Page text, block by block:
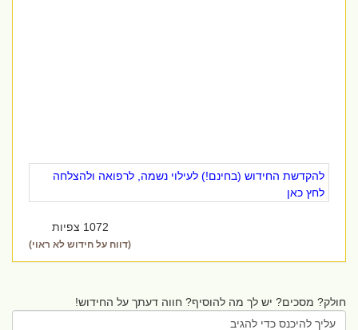
להקדשת החידוש (בחינם!) לעילוי נשמה, לרפואה ולהצלחה
לחץ כאן
1072 צפיות
(דווח על חידוש לא ראוי)
חולק? מסכים? יש לך מה להוסיף? חווה דעתך על החידוש!